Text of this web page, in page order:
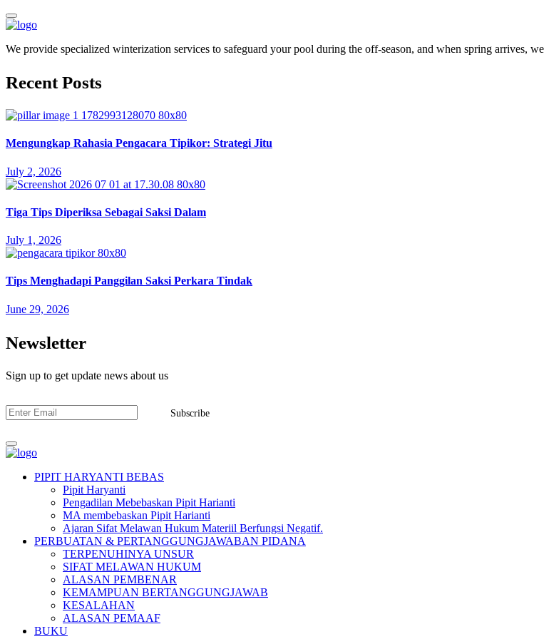
We provide specialized winterization services to safeguard your pool during the off-season, and when spring arrives,
Recent Posts
Mengungkap Rahasia Pengacara Tipikor: Strategi Jitu
July 2, 2026
Tiga Tips Diperiksa Sebagai Saksi Dalam
July 1, 2026
Tips Menghadapi Panggilan Saksi Perkara Tindak
June 29, 2026
Newsletter
Sign up to get update news about us
Subscribe
PIPIT HARYANTI BEBAS
Pipit Haryanti
Pengadilan Mebebaskan Pipit Harianti
MA membebaskan Pipit Harianti
Ajaran Sifat Melawan Hukum Materiil Berfungsi Negatif.
PERBUATAN & PERTANGGUNGJAWABAN PIDANA
TERPENUHINYA UNSUR
SIFAT MELAWAN HUKUM
ALASAN PEMBENAR
KEMAMPUAN BERTANGGUNGJAWAB
KESALAHAN
ALASAN PEMAAF
BUKU